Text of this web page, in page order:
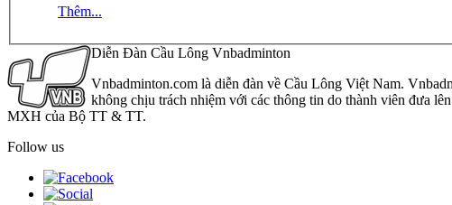
Thêm...
Diễn Đàn Cầu Lông Vnbadminton
Vnbadminton.com là diễn đàn về Cầu Lông Việt Nam.
không chịu trách nhiệm với các thông tin do thành viên đưa
MXH của Bộ TT & TT.
Follow us